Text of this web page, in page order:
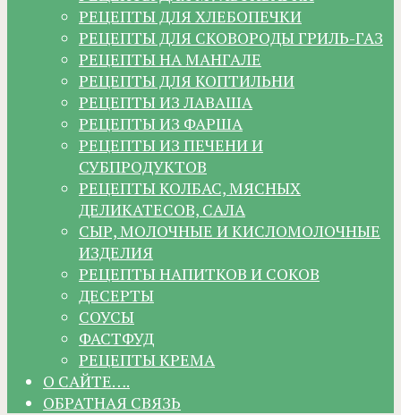
РЕЦЕПТЫ ДЛЯ ХЛЕБОПЕЧКИ
РЕЦЕПТЫ ДЛЯ СКОВОРОДЫ ГРИЛЬ-ГАЗ
РЕЦЕПТЫ НА МАНГАЛЕ
РЕЦЕПТЫ ДЛЯ КОПТИЛЬНИ
РЕЦЕПТЫ ИЗ ЛАВАША
РЕЦЕПТЫ ИЗ ФАРША
РЕЦЕПТЫ ИЗ ПЕЧЕНИ И
СУБПРОДУКТОВ
РЕЦЕПТЫ КОЛБАС, МЯСНЫХ
ДЕЛИКАТЕСОВ, САЛА
СЫР, МОЛОЧНЫЕ И КИСЛОМОЛОЧНЫЕ
ИЗДЕЛИЯ
РЕЦЕПТЫ НАПИТКОВ И СОКОВ
ДЕСЕРТЫ
СОУСЫ
ФАСТФУД
РЕЦЕПТЫ КРЕМА
О САЙТЕ….
ОБРАТНАЯ СВЯЗЬ